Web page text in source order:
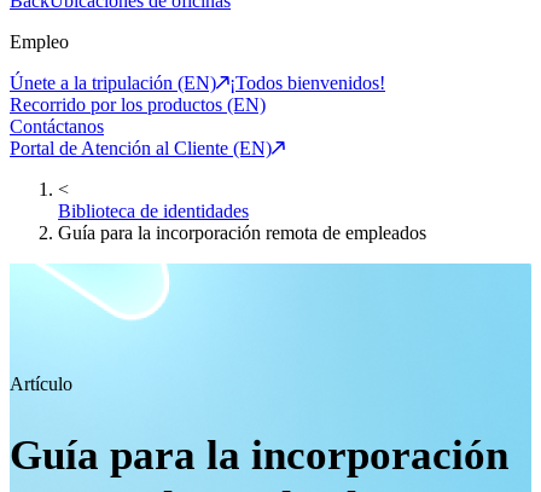
Empleo
Únete a la tripulación (EN)
¡Todos bienvenidos!
Recorrido por los productos (EN)
Contáctanos
Portal de Atención al Cliente (EN)
<
Biblioteca de identidades
Guía para la incorporación remota de empleados
Artículo
Guía para la incorporación